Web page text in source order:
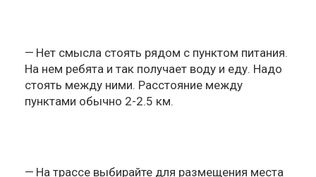
Нет смысла стоять рядом с пунктом питания.
На нем ребята и так получает воду и еду. Надо
стоять между ними. Расстояние между
пунктами обычно 2-2.5 км.
На трассе выбирайте для размещения места